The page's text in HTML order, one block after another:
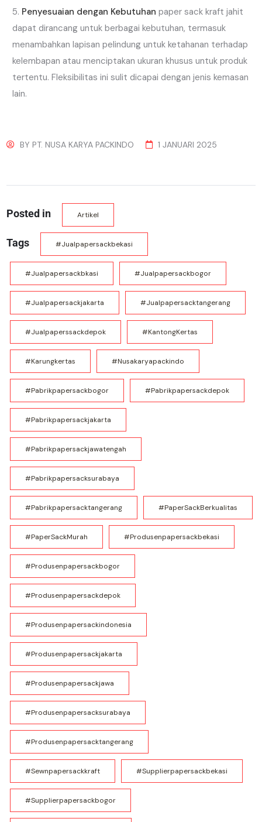
Penyesuaian dengan Kebutuhan paper sack kraft jahit
dapat dirancang untuk berbagai kebutuhan, termasuk
menambahkan lapisan pelindung untuk ketahanan terhadap
kelembapan atau menciptakan ukuran khusus untuk produk
tertentu. Fleksibilitas ini sulit dicapai dengan jenis kemasan
lain.
BYPT. NUSA KARYA PACKINDO 1 JANUARI 2025
Posted in Artikel
Tags #jualpapersackbekasi
#jualpapersackbkasi #jualpapersackbogor
#jualpapersackjakarta #jualpapersacktangerang
#jualpaperssackdepok #KantongKertas
#karungkertas #nusakaryapackindo
#pabrikpapersackbogor #pabrikpapersackdepok
#pabrikpapersackjakarta
#pabrikpapersackjawatengah
#pabrikpapersacksurabaya
#pabrikpapersacktangerang #PaperSackBerkualitas
#PaperSackMurah #produsenpapersackbekasi
#produsenpapersackbogor
#produsenpapersackdepok
#produsenpapersackindonesia
#produsenpapersackjakarta
#produsenpapersackjawa
#produsenpapersacksurabaya
#produsenpapersacktangerang
#sewnpapersackkraft #supplierpapersackbekasi
#supplierpapersackbogor